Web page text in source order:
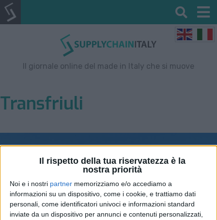
Il rispetto della tua riservatezza è la
nostra priorità
Noi e i nostri partner memorizziamo e/o accediamo a
informazioni su un dispositivo, come i cookie, e trattiamo dati
personali, come identificatori univoci e informazioni standard
inviate da un dispositivo per annunci e contenuti personalizzati,
Il giornale online del made in Italy che si muove
Transfriuli